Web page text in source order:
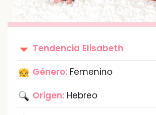
Tendencia Elisabeth
Género: Femenino
Origen: Hebreo